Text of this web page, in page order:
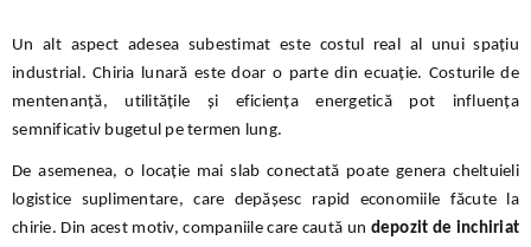
Un alt aspect adesea subestimat este costul real al unui spațiu
industrial. Chiria lunară este doar o parte din ecuație. Costurile de
mentenanță, utilitățile și eficiența energetică pot influența
semnificativ bugetul pe termen lung.
De asemenea, o locație mai slab conectată poate genera cheltuieli
logistice suplimentare, care depășesc rapid economiile făcute la
chirie. Din acest motiv, companiile care caută un depozit de inchiriat